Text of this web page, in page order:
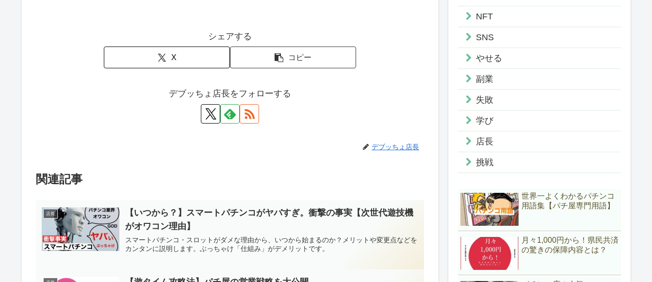
シェアする
X コピー
デブッちょ店長をフォローする
デブッちょ店長
関連記事
店長
【いつから？】スマートパチンコがヤバすぎ。衝撃の事実【次世代遊技機
がオワコン理由】
スマートパチンコ・スロットがダメな理由から、いつから始まるのか？メリットや変更点などを
カンタンに説明します。ぶっちゃけ「仕組み」がデメリットです。
NFT
SNS
やせる
副業
失敗
学び
店長
挑戦
世界一よくわかるパチンコ
用語集【パチ屋専門用語】
月々1,000円から！県民共済
の驚きの保障内容とは？